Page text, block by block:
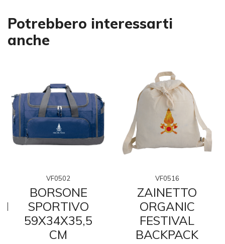
Potrebbero interessarti
anche
VF0502
BORSONE
SPORTIVO
59X34X35,5
CM
VF0516
ZAINETTO
ORGANIC
FESTIVAL
BACKPACK